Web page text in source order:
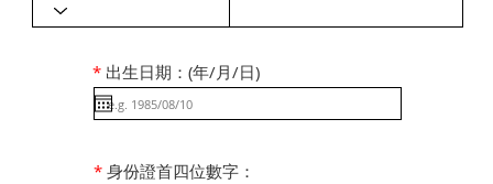
* 出生日期：(年/月/日)
* 身份證首四位數字：